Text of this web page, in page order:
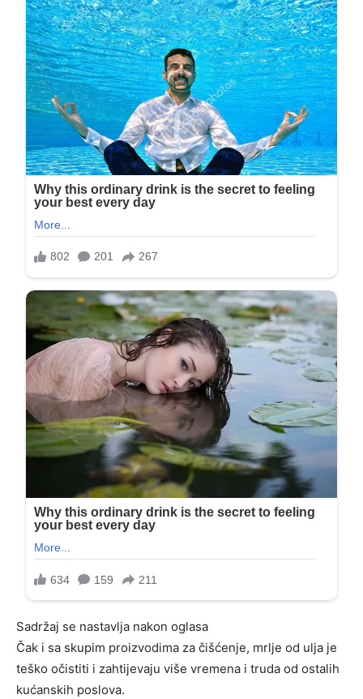
Sadržaj se nastavlja nakon oglasa
Čak i sa skupim proizvodima za čišćenje, mrlje od ulja je
teško očistiti i zahtijevaju više vremena i truda od ostalih
kućanskih poslova.